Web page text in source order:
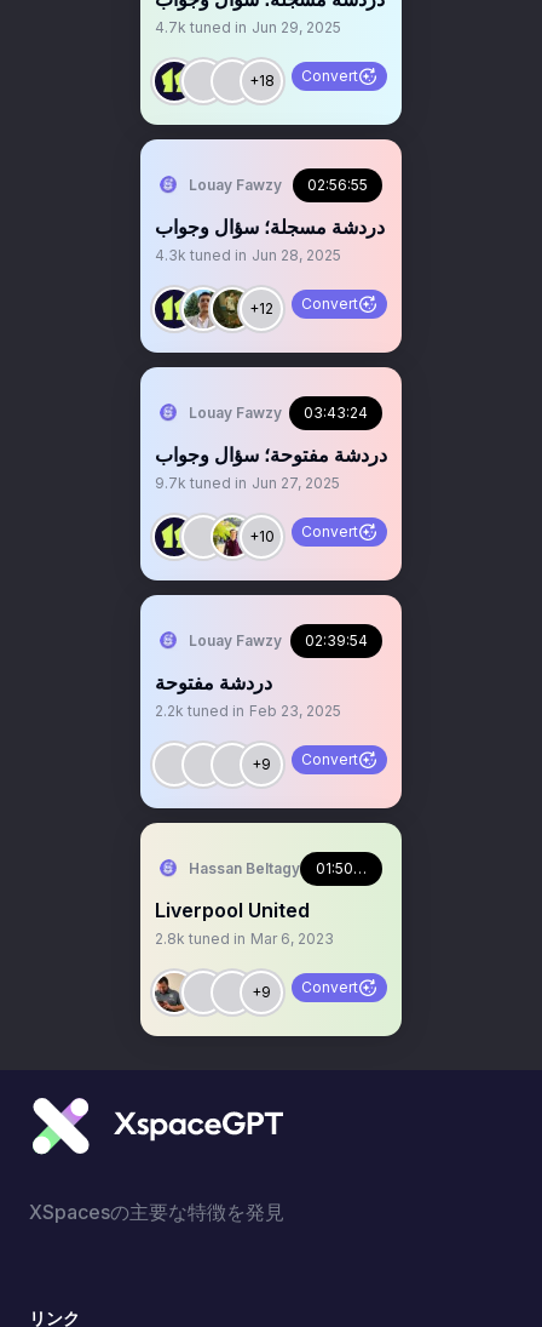
4.7k tuned in Jun 29, 2025
+18 Convert
Louay Fawzy 02:56:55
‏‏‏‏‏‏‏‏‏دردشة مسجلة؛ سؤال وجواب
4.3k tuned in Jun 28, 2025
+12 Convert
Louay Fawzy 03:43:24
‏‏دردشة مفتوحة؛ سؤال وجواب
9.7k tuned in Jun 27, 2025
+10 Convert
Louay Fawzy 02:39:54
‏‏دردشة مفتوحة
2.2k tuned in Feb 23, 2025
+9 Convert
Hassan Beltagy 01:50:13
Liverpool United
2.8k tuned in Mar 6, 2023
+9 Convert
XSpacesの主要な特徴を発見
リンク